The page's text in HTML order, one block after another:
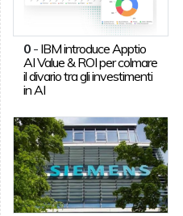
0- IBM introduce Apptio
AI Value & ROI per colmare
il divario tra gli investimenti
in AI